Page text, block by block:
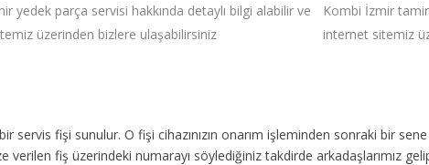
yedek parça servisi hakkında detaylı bilgi alabilir ve
üzerinden bizlere ulaşabilirsiniz
Kombi İzmir
internet sitemiz
servis fişi sunulur. O fişi cihazınızın onarım işleminden sonraki bir
verilen fiş üzerindeki numarayı söylediğiniz takdirde arkadaşlarımız